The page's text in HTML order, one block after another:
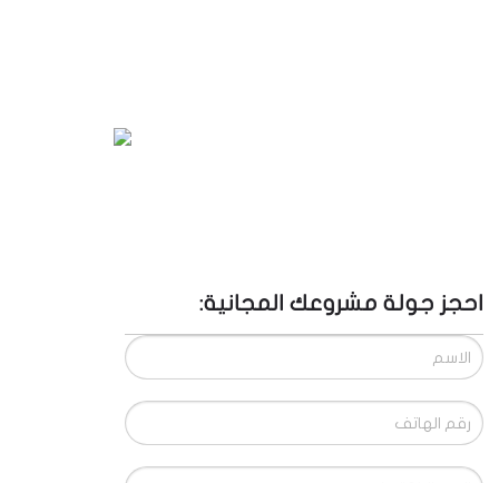
احجز جولة مشروعك المجانية: